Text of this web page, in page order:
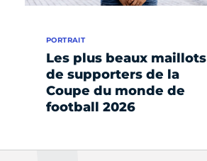
Les plus beaux maillots
de supporters de la
Coupe du monde de
football 2026
PORTRAIT